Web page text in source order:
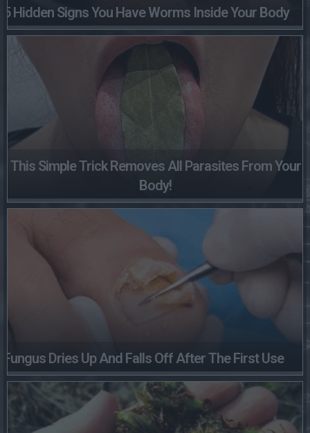
5 Hidden Signs You Have Worms Inside Your Body
This Simple Trick Removes All Parasites From Your
Body!
Fungus Dries Up And Falls Off After The First Use